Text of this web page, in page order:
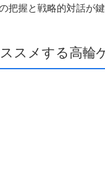
把握と戦略的対話が
スメする高輪